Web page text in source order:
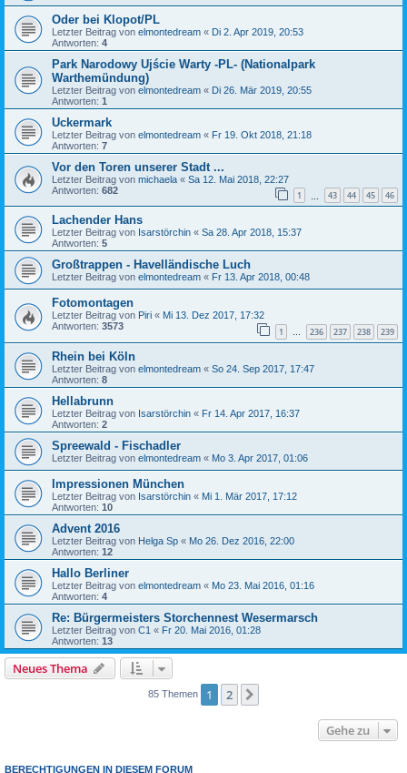
Oder bei Klopot/PL
Letzter Beitrag von elmontedream « Di 2. Apr 2019, 20:53
Antworten: 4
Park Narodowy Ujście Warty -PL- (Nationalpark
Warthemündung)
Letzter Beitrag von elmontedream « Di 26. Mär 2019, 20:55
Antworten: 1
Uckermark
Letzter Beitrag von elmontedream « Fr 19. Okt 2018, 21:18
Antworten: 7
Vor den Toren unserer Stadt ...
Letzter Beitrag von michaela « Sa 12. Mai 2018, 22:27
Antworten: 682 1 43 44 45 46
Lachender Hans
Letzter Beitrag von Isarstörchin « Sa 28. Apr 2018, 15:37
Antworten: 5
Großtrappen - Havelländische Luch
Letzter Beitrag von elmontedream « Fr 13. Apr 2018, 00:48
Fotomontagen
Letzter Beitrag von Piri « Mi 13. Dez 2017, 17:32
Antworten: 3573 1 … 236 237 238 239
Rhein bei Köln
Letzter Beitrag von elmontedream « So 24. Sep 2017, 17:47
Antworten: 8
Hellabrunn
Letzter Beitrag von Isarstörchin « Fr 14. Apr 2017, 16:37
Antworten: 2
Spreewald - Fischadler
Letzter Beitrag von elmontedream « Mo 3. Apr 2017, 01:06
Impressionen München
Letzter Beitrag von Isarstörchin « Mi 1. Mär 2017, 17:12
Antworten: 10
Advent 2016
Letzter Beitrag von Helga Sp « Mo 26. Dez 2016, 22:00
Antworten: 12
Hallo Berliner
Letzter Beitrag von elmontedream « Mo 23. Mai 2016, 01:16
Antworten: 4
Re: Bürgermeisters Storchennest Wesermarsch
Letzter Beitrag von C1 « Fr 20. Mai 2016, 01:28
Antworten: 13
Neues Thema
85 Themen 1 2
Gehe zu
BERECHTIGUNGEN IN DIESEM FORUM